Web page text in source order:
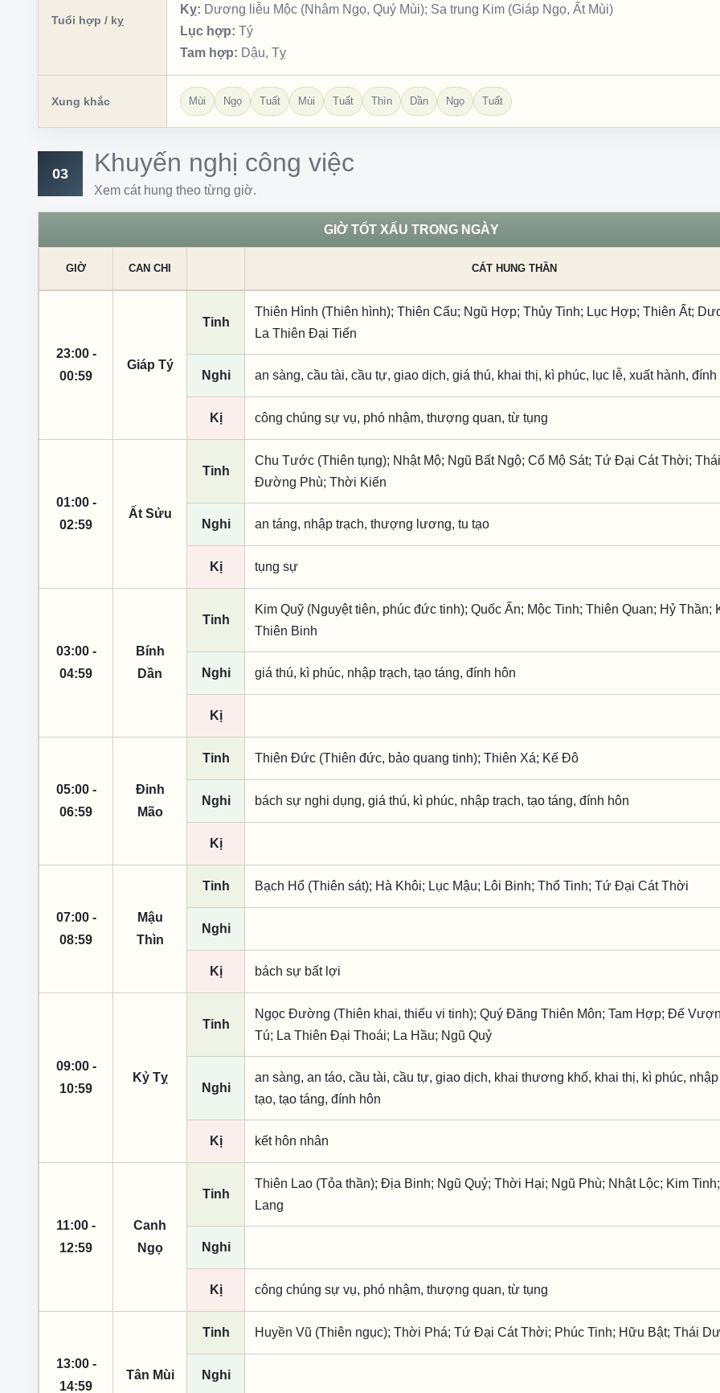
Tuổi hợp / kỵ
Kỵ: Dương liễu Mộc (Nhâm Ngọ, Quý Mùi); Sa trung Kim (Giáp Ngọ, Ất Mùi)
Lục hợp: Tý
Tam hợp: Dậu, Tỵ
Xung khắc Mùi Ngọ Tuất Mùi Tuất Thìn Dần Ngọ Tuất
03 Khuyến nghị công việc
Xem cát hung theo từng giờ.
GIỜ TỐT XẤU TRONG NGÀY
GIỜ CAN CHI CÁT HUNG THẦN
23:00 -
00:59
Giáp Tý
Tinh
Thiên Hình (Thiên hình); Thiên Cẩu; Ngũ Hợp; Thủy Tinh; Lục Hợp; Thiên Ất;
La Thiên Đại Tiến
Nghi an sàng, cầu tài, cầu tự, giao dịch, giá thú, khai thị, kì phúc, lục lễ, xuất hành, đính
Kị công chúng sự vụ, phó nhậm, thượng quan, từ tụng
01:00 -
02:59
Ất Sửu
Tinh
Chu Tước (Thiên tụng); Nhật Mộ; Ngũ Bất Ngộ; Cổ Mộ Sát; Tứ Đại Cát Thời;
Đường Phù; Thời Kiến
Nghi an táng, nhập trạch, thượng lương, tu tạo
Kị tụng sự
03:00 -
04:59
Bính
Dần
Tinh
Kim Quỹ (Nguyệt tiên, phúc đức tinh); Quốc Ấn; Mộc Tinh; Thiên Quan; Hỷ Thần;
Thiên Binh
Nghi giá thú, kì phúc, nhập trạch, tạo táng, đính hôn
Kị
05:00 -
06:59
Đinh
Mão
Tinh Thiên Đức (Thiên đức, bảo quang tinh); Thiên Xá; Kế Đô
Nghi bách sự nghi dụng, giá thú, kì phúc, nhập trạch, tạo táng, đính hôn
Kị
07:00 -
08:59
Mậu
Thìn
Tinh Bạch Hổ (Thiên sát); Hà Khôi; Lục Mậu; Lôi Binh; Thổ Tinh; Tứ Đại Cát Thời
Nghi
Kị bách sự bất lợi
09:00 -
10:59
Kỷ Tỵ
Tinh
Ngọc Đường (Thiên khai, thiếu vi tinh); Quý Đăng Thiên Môn; Tam Hợp; Đế
Tú; La Thiên Đại Thoái; La Hầu; Ngũ Quỷ
Nghi
an sàng, an táo, cầu tài, cầu tự, giao dịch, khai thương khố, khai thị, kì phúc, nhập
tạo, tạo táng, đính hôn
Kị kết hôn nhân
11:00 -
12:59
Canh
Ngọ
Tinh
Thiên Lao (Tỏa thần); Địa Binh; Ngũ Quỷ; Thời Hại; Ngũ Phù; Nhật Lộc; Kim
Lang
Nghi
Kị công chúng sự vụ, phó nhậm, thượng quan, từ tụng
13:00 -
14:59
Tân Mùi
Tinh Huyền Vũ (Thiên ngục); Thời Phá; Tứ Đại Cát Thời; Phúc Tinh; Hữu Bật; Thái
Nghi